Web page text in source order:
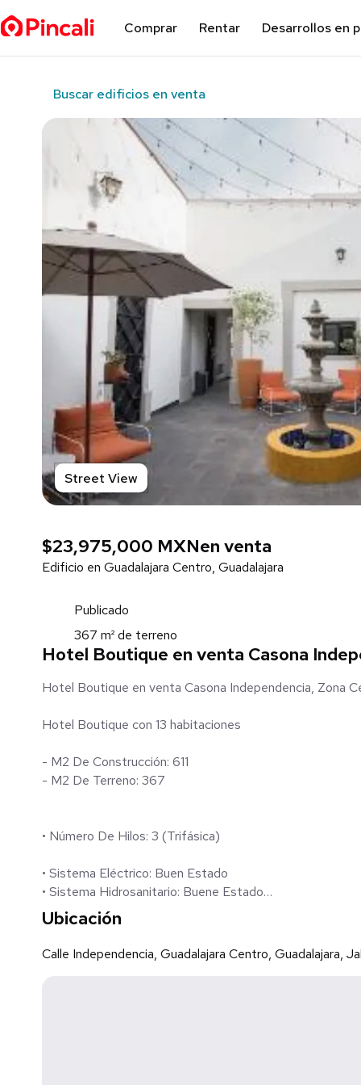
Comprar Rentar Desarrollos en
Buscar edificios en venta
Street View
$23,975,000 MXNen venta
Edificio en Guadalajara Centro, Guadalajara
Publicado
367 m² de terreno
Hotel Boutique en venta Casona
Hotel Boutique en venta Casona Independencia, Zona
Hotel Boutique con 13 habitaciones
- M2 De Construcción: 611
- M2 De Terreno: 367
• Número De Hilos: 3 (Trifásica)
• Sistema Eléctrico: Buen Estado
• Sistema Hidrosanitario: Buene Estado
• Tarifa De Luz: Pdbt
• Tipo De Construcción: Moderna
• Ubicación: Calle Independencia 1165 Col. Centro Junto
Ubicación
Calle Independencia, Guadalajara Centro, Guadalajara,